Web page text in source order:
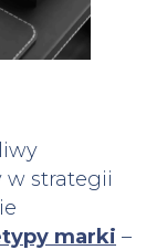
w strategii
marki –